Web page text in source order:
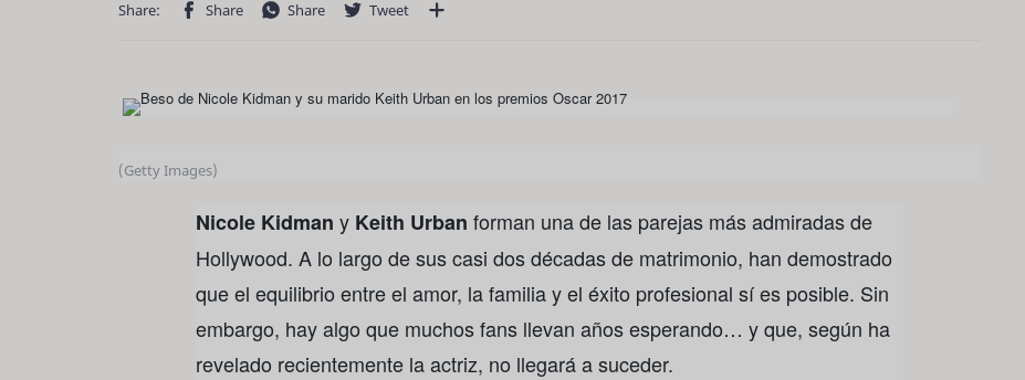
(Getty Images)
Nicole Kidman y Keith Urban forman una de las parejas más admiradas de
Hollywood. A lo largo de sus casi dos décadas de matrimonio, han demostrado
que el equilibrio entre el amor, la familia y el éxito profesional sí es posible. Sin
embargo, hay algo que muchos fans llevan años esperando… y que, según ha
revelado recientemente la actriz, no llegará a suceder.